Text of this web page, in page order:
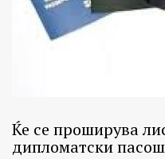
Ќе се проширува
дипломатски